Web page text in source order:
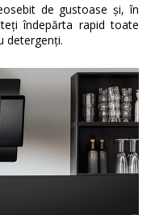
de gustoase şi, în
îndepărta rapid toate
detergenţi.